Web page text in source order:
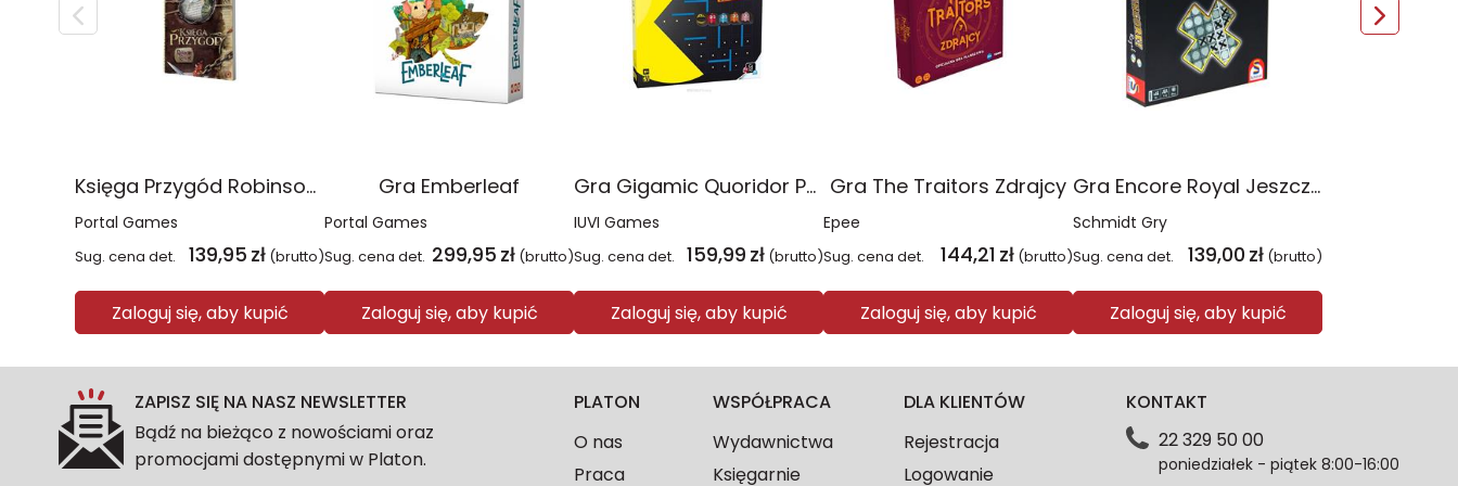
Księga Przygód Robinson Crusoe
Portal Games
Sug. cena det. 139,95 zł (brutto)
Zaloguj się, aby kupić
Gra Emberleaf
Portal Games
Sug. cena det. 299,95 zł (brutto)
Zaloguj się, aby kupić
Gra Gigamic Quoridor Pac-Man
IUVI Games
Sug. cena det. 159,99 zł (brutto)
Zaloguj się, aby kupić
Gra The Traitors Zdrajcy
Epee
Sug. cena det. 144,21 zł (brutto)
Zaloguj się, aby kupić
Gra Encore Royal Jeszcze raz! edycja królewska
Schmidt Gry
Sug. cena det. 139,00 zł (brutto)
Zaloguj się, aby kupić
ZAPISZ SIĘ NA NASZ NEWSLETTER
Bądź na bieżąco z nowościami oraz
promocjami dostępnymi w Platon.
PLATON
O nas
Praca
WSPÓŁPRACA
Wydawnictwa
Księgarnie
DLA KLIENTÓW
Rejestracja
Logowanie
KONTAKT
22 329 50 00
poniedziałek - piątek 8:00-16:00